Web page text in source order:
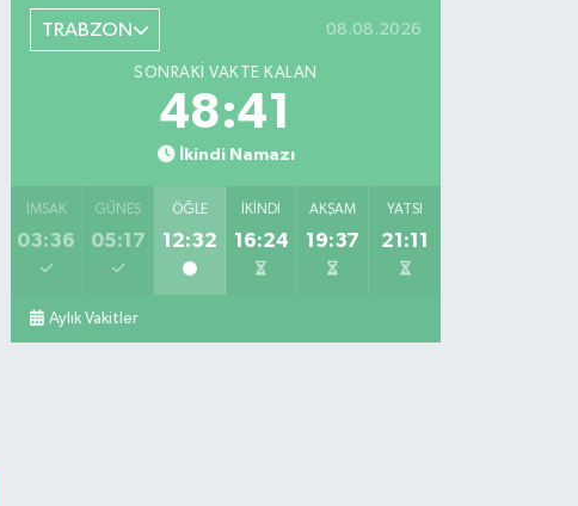
TRABZON 08.08.2026
SONRAKI VAKTE KALAN
48:40
İkindi Namazı
İMSAK
03:36
GÜNEŞ
05:17
ÖĞLE
12:32
İKINDI
16:24
AKŞAM
19:37
YATSI
21:11
Aylık Vakitler